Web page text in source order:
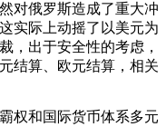
对俄罗斯造成了重大冲
实际上动摇了以美元为
，出于安全性的考虑，
结算、欧元结算，相关
权和国际货币体系多元